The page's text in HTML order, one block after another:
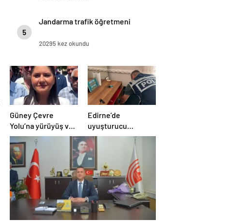
5
Jandarma trafik öğretmeni
20295 kez okundu
Güney Çevre
Yolu’na yürüyüş ve
bisiklet yolu!
Edirne’de
uyuşturucu
operasyonu